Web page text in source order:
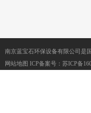
南京蓝宝石环保设备有限公司是
网站地图 ICP备案号： 苏ICP备